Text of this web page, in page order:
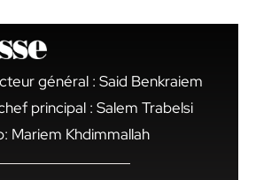
général : Said Benkraiem
principal : Salem Trabelsi
Mariem Khdimmallah